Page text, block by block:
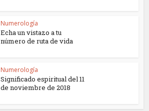
Numerología
Echa un vistazo a tu
número de ruta de vida
Numerología
Significado espiritual del 11
de noviembre de 2018